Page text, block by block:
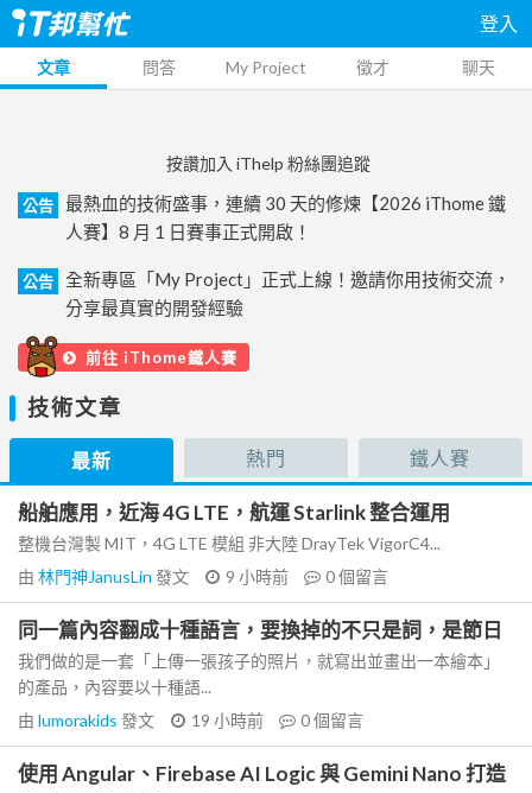
登入
文章 問答 My Project 徵才 聊天
按讚加入 iThelp 粉絲團追蹤
公告
最熱血的技術盛事，連續 30 天的修煉【2026 iThome 鐵
人賽】8 月 1 日賽事正式開啟！
公告
全新專區「My Project」正式上線！邀請你用技術交流，
分享最真實的開發經驗
前往 iThome鐵人賽
技術文章
最新 熱門 鐵人賽
船舶應用，近海 4G LTE，航運 Starlink 整合運用
整機台灣製 MIT，4G LTE 模組 非大陸 DrayTek VigorC4...
由 林門神JanusLin 發文 9 小時前 0個留言
同一篇內容翻成十種語言，要換掉的不只是詞，是節日
我們做的是一套「上傳一張孩子的照片，就寫出並畫出一本繪本」
的產品，內容要以十種語...
由 lumorakids 發文 19 小時前 0個留言
使用 Angular、Firebase AI Logic 與 Gemini Nano 打造